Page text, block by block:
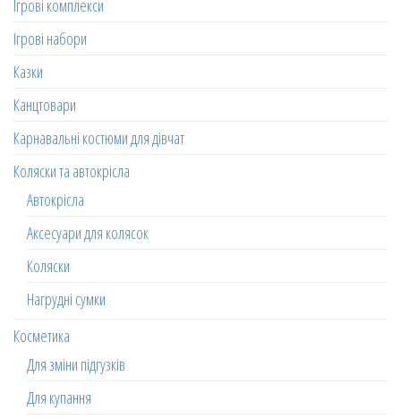
Ігрові комплекси
Ігрові набори
Казки
Канцтовари
Карнавальні костюми для дівчат
Коляски та автокрісла
Автокрісла
Аксесуари для колясок
Коляски
Нагрудні сумки
Косметика
Для зміни підгузків
Для купання